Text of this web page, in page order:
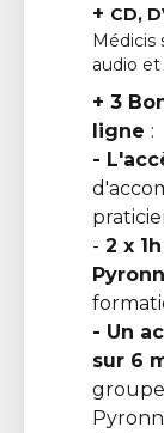
+ CD,
Médicis
audio
+ 3
ligne :
-
- 2 x
- Un
sur 6
groupe